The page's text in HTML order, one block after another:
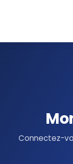
Connectez-